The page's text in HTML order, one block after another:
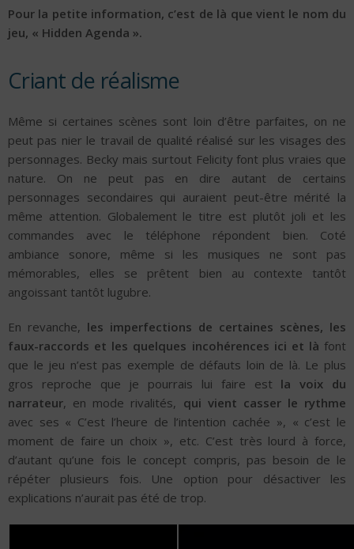
Pour la petite information, c’est de là que vient le nom du
jeu, « Hidden Agenda ».
Criant de réalisme
Même si certaines scènes sont loin d’être parfaites, on ne
peut pas nier le travail de qualité réalisé sur les visages des
personnages. Becky mais surtout Felicity font plus vraies que
nature. On ne peut pas en dire autant de certains
personnages secondaires qui auraient peut-être mérité la
même attention. Globalement le titre est plutôt joli et les
commandes avec le téléphone répondent bien. Coté
ambiance sonore, même si les musiques ne sont pas
mémorables, elles se prêtent bien au contexte tantôt
angoissant tantôt lugubre.
En revanche, les imperfections de certaines scènes, les
faux-raccords et les quelques incohérences ici et là font
que le jeu n’est pas exemple de défauts loin de là. Le plus
gros reproche que je pourrais lui faire est la voix du
narrateur, en mode rivalités, qui vient casser le rythme
avec ses « C’est l’heure de l’intention cachée », « c’est le
moment de faire un choix », etc. C’est très lourd à force,
d’autant qu’une fois le concept compris, pas besoin de le
répéter plusieurs fois. Une option pour désactiver les
explications n’aurait pas été de trop.